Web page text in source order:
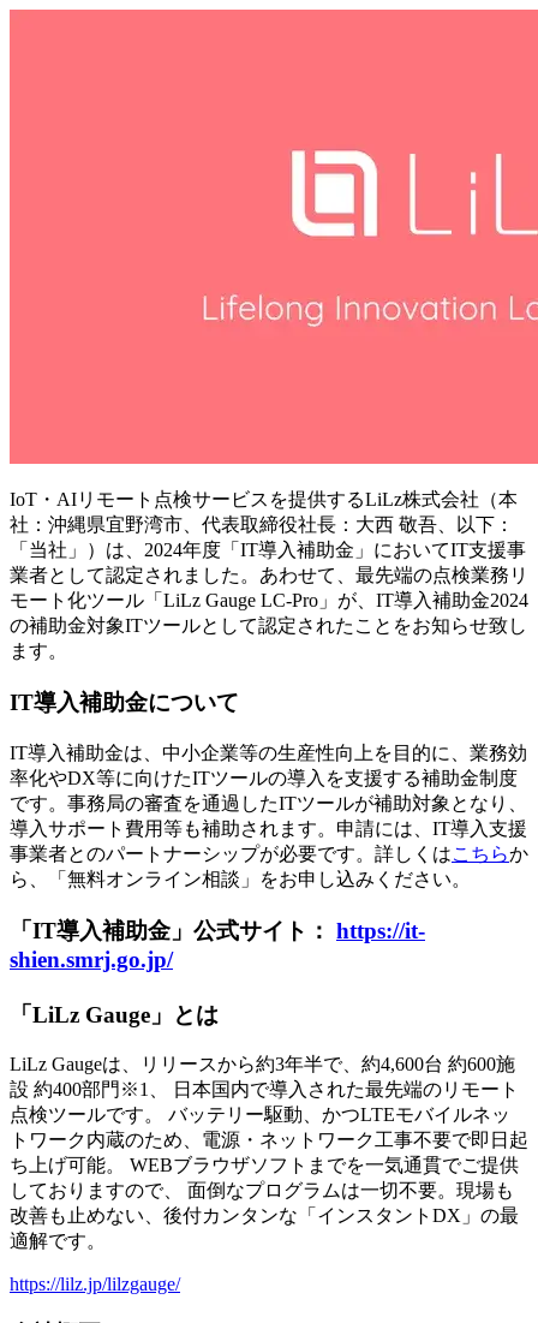
IoT・AIリモート点検サービスを提供するLiLz株式会社（本
社：沖縄県宜野湾市、代表取締役社長：大西 敬吾、以下：
「当社」）は、2024年度「IT導入補助金」においてIT支援事
業者として認定されました。あわせて、最先端の点検業務リ
モート化ツール「LiLz Gauge LC-Pro」が、IT導入補助金2024
の補助金対象ITツールとして認定されたことをお知らせ致し
ます。
IT導入補助金について
IT導入補助金は、中小企業等の生産性向上を目的に、業務効
率化やDX等に向けたITツールの導入を支援する補助金制度
です。事務局の審査を通過したITツールが補助対象となり、
導入サポート費用等も補助されます。申請には、IT導入支援
事業者とのパートナーシップが必要です。詳しくはこちらか
ら、「無料オンライン相談」をお申し込みください。
「IT導入補助金」公式サイト： https://it-
shien.smrj.go.jp/
「LiLz Gauge」とは
LiLz Gaugeは、リリースから約3年半で、約4,600台 約600施
設 約400部門※1、 日本国内で導入された最先端のリモート
点検ツールです。 バッテリー駆動、かつLTEモバイルネッ
トワーク内蔵のため、電源・ネットワーク工事不要で即日起
ち上げ可能。 WEBブラウザソフトまでを一気通貫でご提供
しておりますので、 面倒なプログラムは一切不要。現場も
改善も止めない、後付カンタンな「インスタントDX」の最
適解です。
https://lilz.jp/lilzgauge/